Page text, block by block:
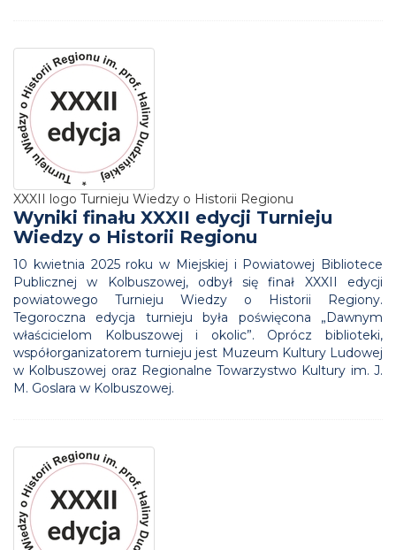
XXXII logo Turnieju Wiedzy o Historii Regionu
Wyniki finału XXXII edycji Turnieju
Wiedzy o Historii Regionu
10 kwietnia 2025 roku w Miejskiej i Powiatowej Bibliotece
Publicznej w Kolbuszowej, odbył się finał XXXII edycji
powiatowego Turnieju Wiedzy o Historii Regiony.
Tegoroczna edycja turnieju była poświęcona „Dawnym
właścicielom Kolbuszowej i okolic”. Oprócz biblioteki,
współorganizatorem turnieju jest Muzeum Kultury Ludowej
w Kolbuszowej oraz Regionalne Towarzystwo Kultury im. J.
M. Goslara w Kolbuszowej.